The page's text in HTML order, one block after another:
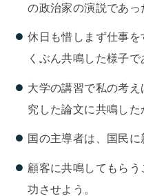
の政治家の演説であっ
休日も惜しまず仕事
くぶん共鳴した様子で
大学の講習で私の考
究した論文に共鳴した
国の主導者は、国民に
顧客に共鳴してもら
功させよう。